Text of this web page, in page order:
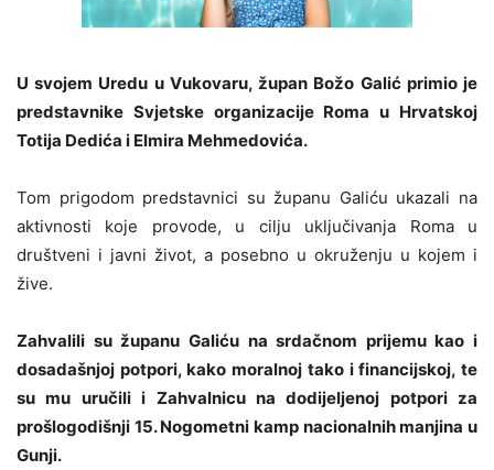
U svojem Uredu u Vukovaru, župan Božo Galić primio je
predstavnike Svjetske organizacije Roma u Hrvatskoj
Totija Dedića i Elmira Mehmedovića.
Tom prigodom predstavnici su županu Galiću ukazali na
aktivnosti koje provode, u cilju uključivanja Roma u
društveni i javni život, a posebno u okruženju u kojem i
žive.
Zahvalili su županu Galiću na srdačnom prijemu kao i
dosadašnjoj potpori, kako moralnoj tako i financijskoj, te
su mu uručili i Zahvalnicu na dodijeljenoj potpori za
prošlogodišnji 15. Nogometni kamp nacionalnih manjina u
Gunji.